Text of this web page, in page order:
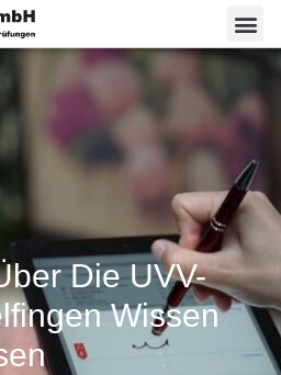
Die UVV-
Wissen